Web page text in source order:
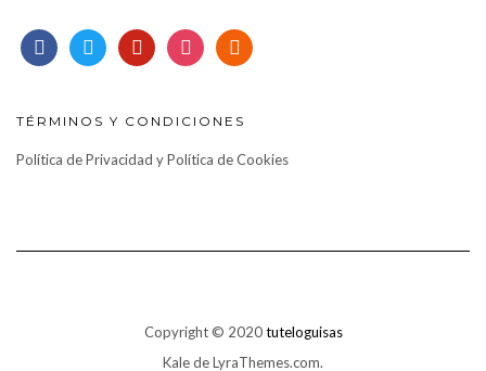
facebooktwitter pinterestinstagramrss
TÉRMINOS Y CONDICIONES
Política de Privacidad y Política de Cookies
Copyright © 2020tuteloguisas
Kalede LyraThemes.com.